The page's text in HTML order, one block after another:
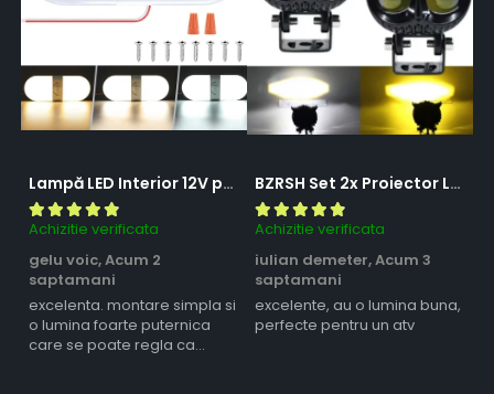
Lampă LED Interior 12V pentru Dubă, Camper și Rulotă - 180LED, 33 cm, 3 Temperaturii de Culoare, Intensitate Reglabilă, Iluminare Compartiment Marfă
Achizitie verificata
gelu voic,Acum 2
saptamani
excelenta. montare simpla si
o lumina foarte puternica
care se poate regla ca
BZRSH Set 2x Proiector LED Bufnita 50W Lupa 2 Faze Alb-Galben 12-24V Moto ATV
Achizitie verificata
iulian demeter,Acum 3
saptamani
excelente, au o lumina buna,
perfecte pentru un atv